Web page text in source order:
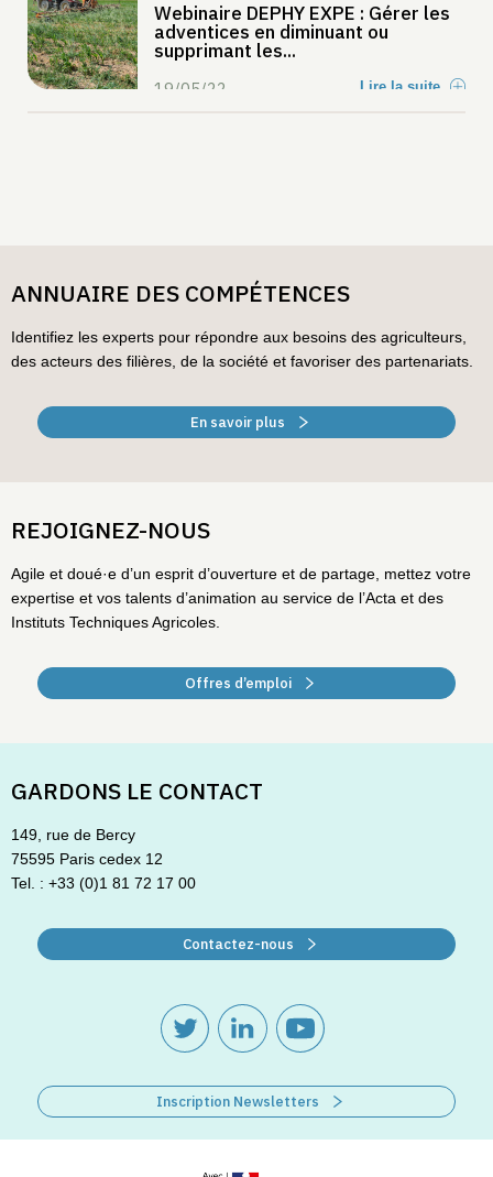
Webinaire DEPHY EXPE : Gérer les
adventices en diminuant ou
supprimant les...
19/05/22 Lire la suite
ANNUAIRE DES COMPÉTENCES
Identifiez les experts pour répondre aux besoins des agriculteurs,
des acteurs des filières, de la société et favoriser des partenariats.
En savoir plus
REJOIGNEZ-NOUS
Agile et doué·e d’un esprit d’ouverture et de partage, mettez votre
expertise et vos talents d’animation au service de l’Acta et des
Instituts Techniques Agricoles.
Offres d’emploi
GARDONS LE CONTACT
149, rue de Bercy
75595 Paris cedex 12
Tel. : +33 (0)1 81 72 17 00
Contactez-nous
Inscription Newsletters